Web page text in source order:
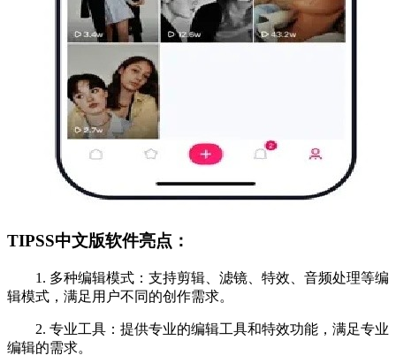
TIPSS中文版软件亮点：
1. 多种编辑模式：支持剪辑、滤镜、特效、音频处理等编
辑模式，满足用户不同的创作需求。
2. 专业工具：提供专业的编辑工具和特效功能，满足专业
编辑的需求。